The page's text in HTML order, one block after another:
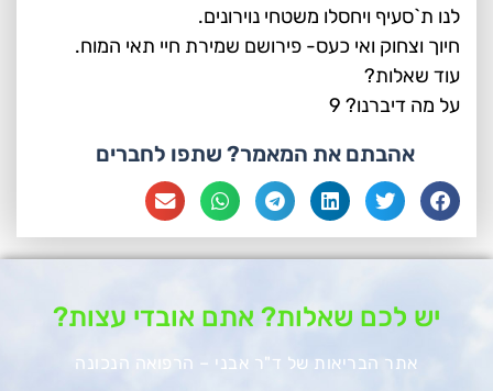
לנו ת`סעיף ויחסלו משטחי נוירונים.
חיוך וצחוק ואי כעס- פירושם שמירת חיי תאי המוח.
עוד שאלות?
על מה דיברנו? 9
אהבתם את המאמר? שתפו לחברים
יש לכם שאלות? אתם אובדי עצות?
אתר הבריאות של ד"ר אבני – הרפואה הנכונה